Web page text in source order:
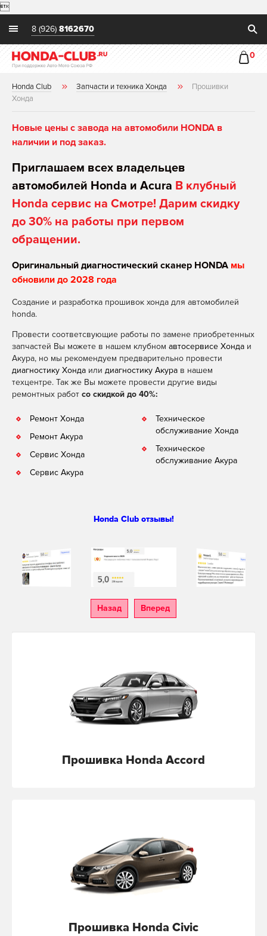

8 (926) 8162670
0
Honda Club Запчасти и техника Хонда
Прошивки
Хонда
Новые цены с завода на автомобили HONDA в
наличии и под заказ.
Приглашаем всех владельцев
автомобилей Honda и Acura В клубный
Honda сервис на Смотре! Дарим скидку
до 30% на работы при первом
обращении.
Оригинальный диагностический сканер HONDA мы
обновили до 2028 года
Создание и разработка прошивок хонда для автомобилей
honda.
Провести соответсвующие работы по замене приобретенных
запчастей Вы можете в нашем клубном автосервисе Хонда и
Акура, но мы рекомендуем предварительно провести
диагностику Хонда или диагностику Акура в нашем
техцентре. Так же Вы можете провести другие виды
ремонтных работ со скидкой до 40%:
Ремонт Хонда
Ремонт Акура
Сервис Хонда
Сервис Акура
Техническое
обслуживание Хонда
Техническое
обслуживание Акура
Honda Club отзывы!
Назад Вперед
Прошивка Honda Accord
Прошивка Honda Civic